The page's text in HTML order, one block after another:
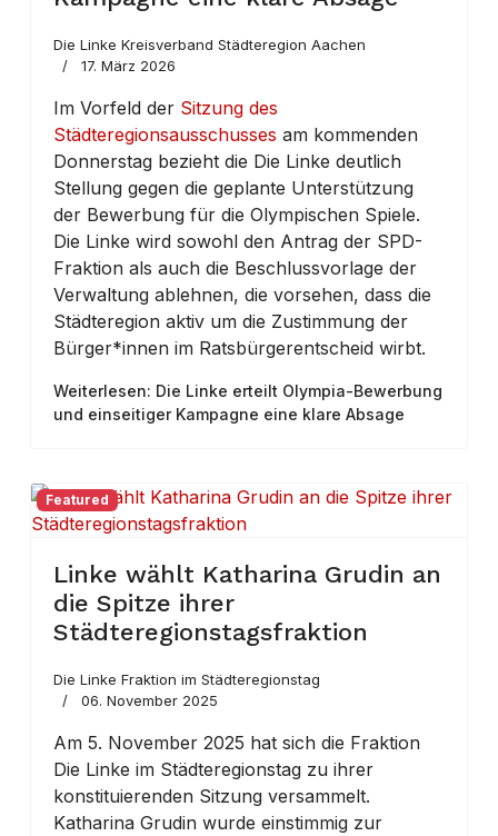
Die Linke Kreisverband Städteregion Aachen
17. März 2026
Im Vorfeld der Sitzung des
Städteregionsausschusses am kommenden
Donnerstag bezieht die Die Linke deutlich
Stellung gegen die geplante Unterstützung
der Bewerbung für die Olympischen Spiele.
Die Linke wird sowohl den Antrag der SPD-
Fraktion als auch die Beschlussvorlage der
Verwaltung ablehnen, die vorsehen, dass die
Städteregion aktiv um die Zustimmung der
Bürger*innen im Ratsbürgerentscheid wirbt.
Weiterlesen: Die Linke erteilt Olympia-Bewerbung
und einseitiger Kampagne eine klare Absage
Featured
Linke wählt Katharina Grudin an
die Spitze ihrer
Städteregionstagsfraktion
Die Linke Fraktion im Städteregionstag
06. November 2025
Am 5. November 2025 hat sich die Fraktion
Die Linke im Städteregionstag zu ihrer
konstituierenden Sitzung versammelt.
Katharina Grudin wurde einstimmig zur